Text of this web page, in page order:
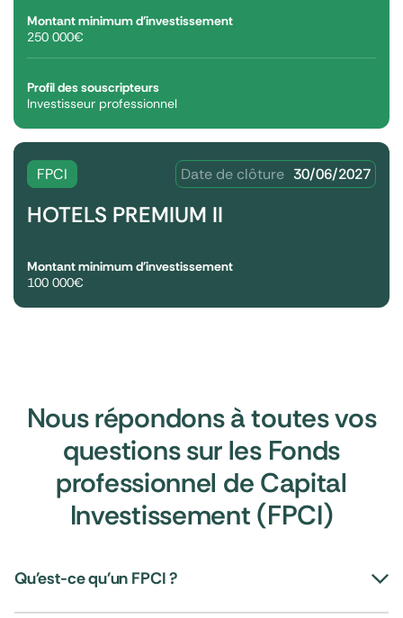
Montant minimum d'investissement
250 000€
Profil des souscripteurs
Investisseur professionnel
FPCI Date de clôture 30/06/2027
HOTELS PREMIUM II
Montant minimum d'investissement
100 000€
Nous répondons à toutes vos
questions sur les Fonds
professionnel de Capital
Investissement (FPCI)
Qu'est-ce qu'un FPCI ?